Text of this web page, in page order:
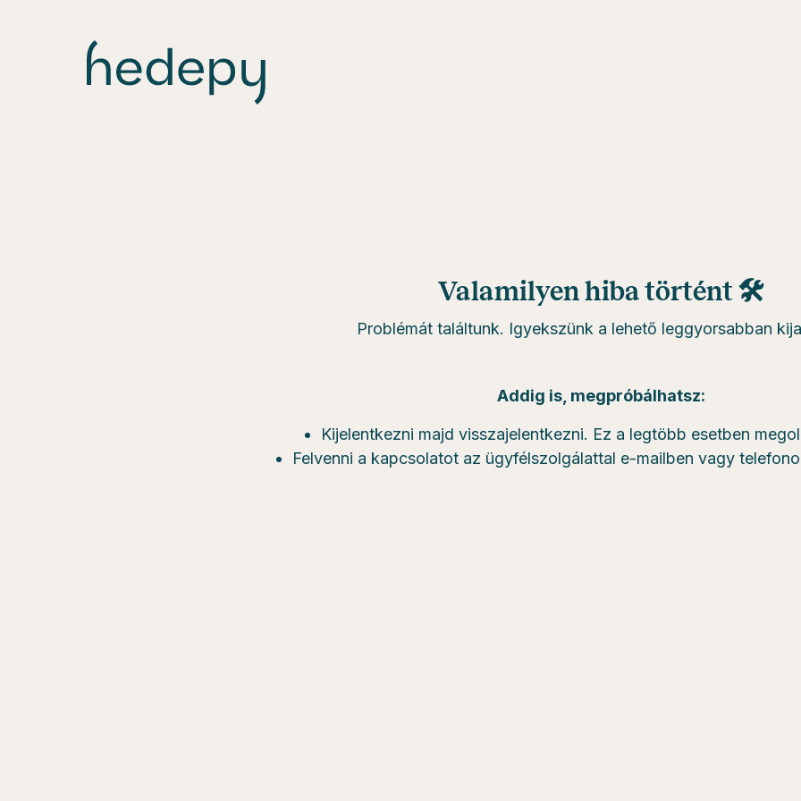
Valamilyen hiba történt 🛠
Problémát találtunk. Igyekszünk a lehető leggyorsabban
Addig is, megpróbálhatsz:
Kijelentkezni majd visszajelentkezni. Ez a legtöbb esetben
Felvenni a kapcsolatot az ügyfélszolgálattal e-mailben vagy